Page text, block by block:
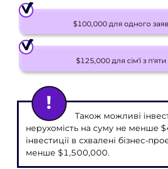
$100,000 для одного
$125,000 для сім'ї з п'яти
Також можливі
нерухомість на суму не менше
інвестиції в схвалені бізнес-
менше $1,500,000.